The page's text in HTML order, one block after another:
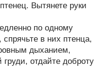
Вытянете руки
по одному
в них птенца,
дыханием,
отдайте доброту